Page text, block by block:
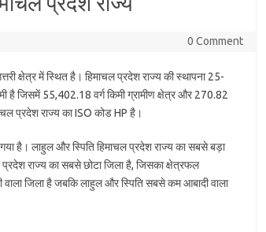
0 Comment
क्षेत्र में स्थित है। हिमाचल प्रदेश राज्य की स्थापना 25-
जिसमें 55,402.18 वर्ग किमी ग्रामीण क्षेत्र और 270.82
प्रदेश राज्य का ISO कोड HP है।
है। लाहुल और स्पिति हिमाचल प्रदेश राज्य का सबसे बड़ा
राज्य का सबसे छोटा जिला है, जिसका क्षेत्रफल
जिला है जबकि लाहुल और स्पिति सबसे कम आबादी वाला